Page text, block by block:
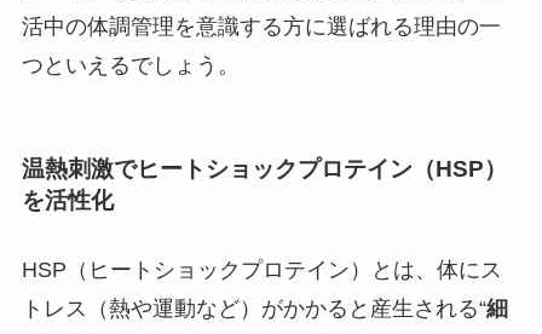
活中の体調管理を意識する方に選ばれる理由の一
つといえるでしょう。
温熱刺激でヒートショックプロテイン（HSP）
を活性化
HSP（ヒートショックプロテイン）とは、体にス
トレス（熱や運動など）がかかると産生される“細